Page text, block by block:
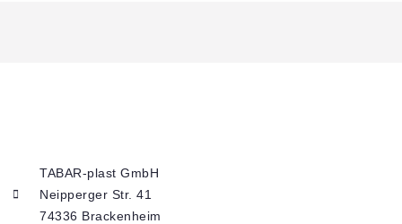
TABAR-plast GmbH
Neipperger Str. 41
74336 Brackenheim